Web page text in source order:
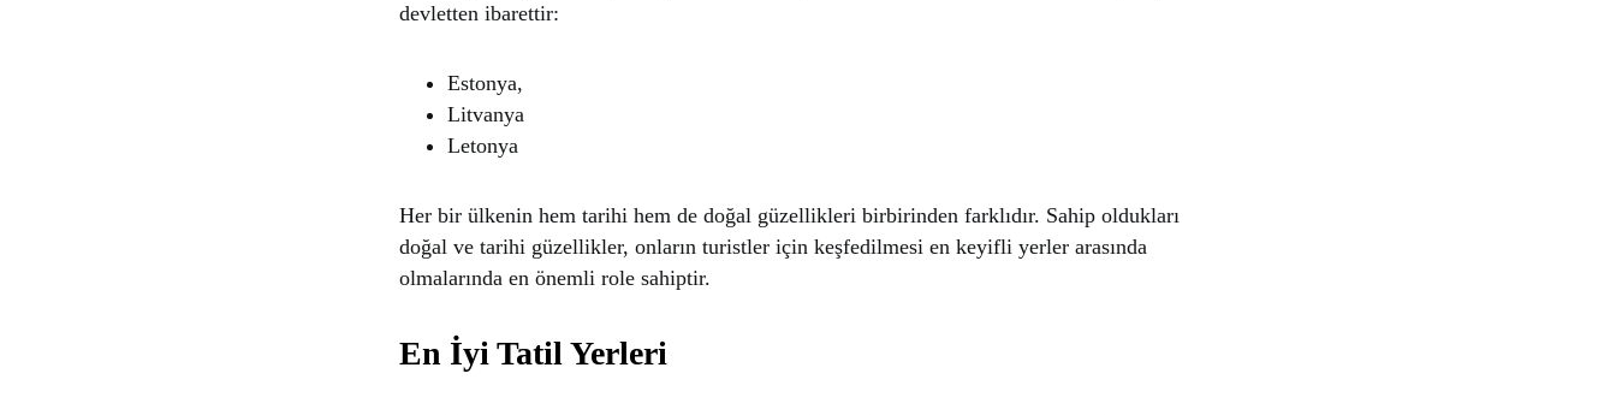
devletten ibarettir:
Estonya,
Litvanya
Letonya
Her bir ülkenin hem tarihi hem de doğal güzellikleri birbirinden farklıdır. Sahip oldukları
doğal ve tarihi güzellikler, onların turistler için keşfedilmesi en keyifli yerler arasında
olmalarında en önemli role sahiptir.
En İyi Tatil Yerleri